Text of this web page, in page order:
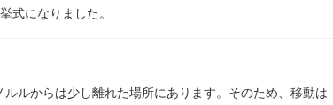
式になりました。
ルからは少し離れた場所にあります。そのため、移動は